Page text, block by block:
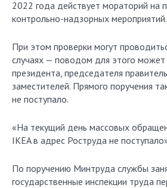
2022 года действует мораторий на
контрольно-надзорных мероприятий.
При этом проверки могут
случаях — поводом для этого может
президента, председателя
заместителей. Прямого поручения
не поступало.
«На текущий день массовых
IKEA в адрес Роструда не
По поручению Минтруда службы
государственные инспекции труда